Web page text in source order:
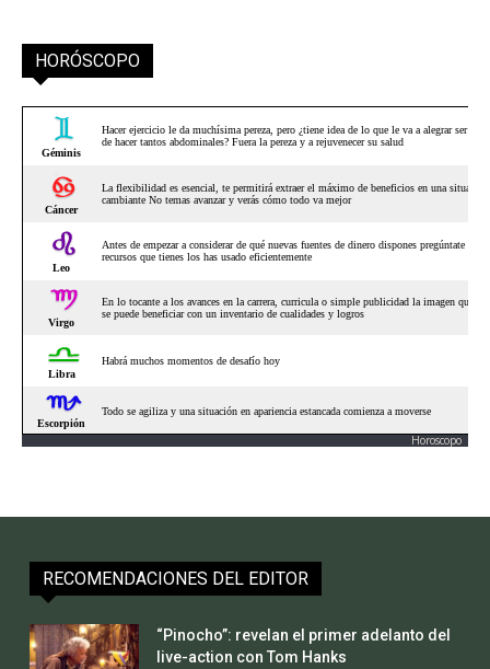
HORÓSCOPO
Horoscopo
RECOMENDACIONES DEL EDITOR
“Pinocho”: revelan el primer adelanto del
live-action con Tom Hanks